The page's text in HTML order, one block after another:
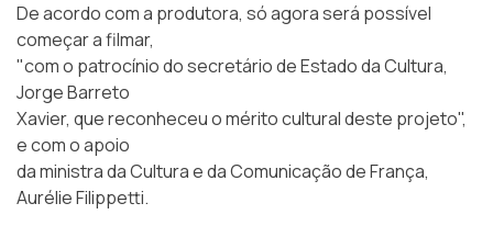
De acordo com a produtora, só agora será possível
começar a filmar,
"com o patrocínio do secretário de Estado da Cultura,
Jorge Barreto
Xavier, que reconheceu o mérito cultural deste projeto",
e com o apoio
da ministra da Cultura e da Comunicação de França,
Aurélie Filippetti.